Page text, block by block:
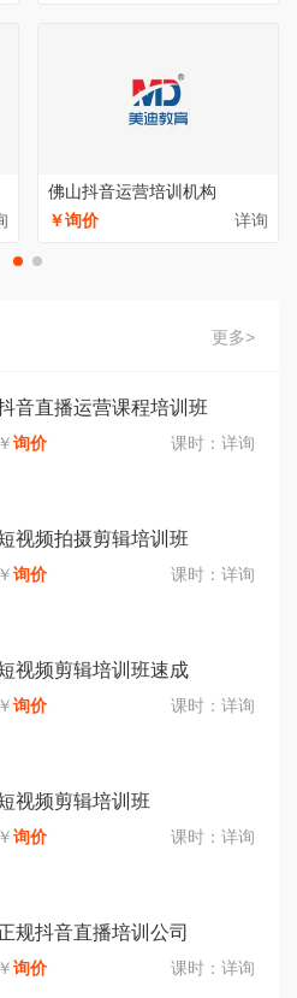
佛山抖音运营培训机构
￥询价
详询
更多>
音直播运营课程培训班
￥询价 课时： 详询
视频拍摄剪辑培训班
￥询价 课时： 详询
视频剪辑培训班速成
￥询价 课时： 详询
视频剪辑培训班
￥询价 课时： 详询
规抖音直播培训公司
￥询价 课时： 详询